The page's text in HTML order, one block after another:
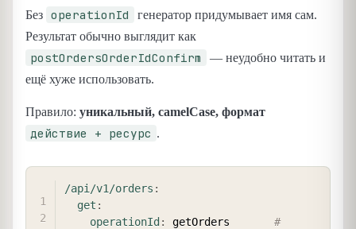
Без operationId
генератор придумывает имя сам.
Результат обычно выглядит как
postOrdersOrderIdConfirm
— неудобно читать и
ещё хуже использовать.
Правило: уникальный, camelCase, формат
действие + ресурс .
/api/v1/orders :
get :
operationId : getOrders #